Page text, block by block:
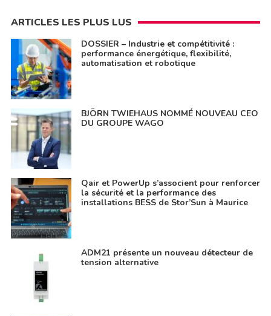
ARTICLES LES PLUS LUS
DOSSIER – Industrie et compétitivité :
performance énergétique, flexibilité,
automatisation et robotique
BJÖRN TWIEHAUS NOMMÉ NOUVEAU CEO
DU GROUPE WAGO
Qair et PowerUp s’associent pour renforcer
la sécurité et la performance des
installations BESS de Stor’Sun à Maurice
ADM21 présente un nouveau détecteur de
tension alternative